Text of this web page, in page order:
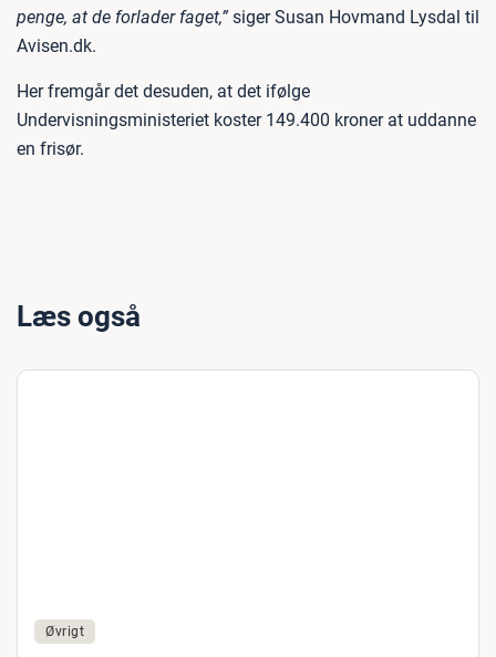
penge, at de forlader faget,” siger Susan Hovmand Lysdal til
Avisen.dk.
Her fremgår det desuden, at det ifølge
Undervisningsministeriet koster 149.400 kroner at uddanne
en frisør.
Læs også
Øvrigt